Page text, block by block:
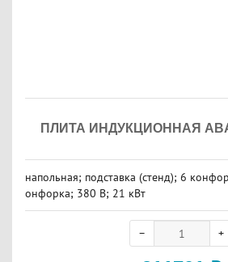
ПЛИТА ИНДУКЦИОННАЯ
напольная; подставка (стенд); 6
онфорка; 380 В; 21 кВт